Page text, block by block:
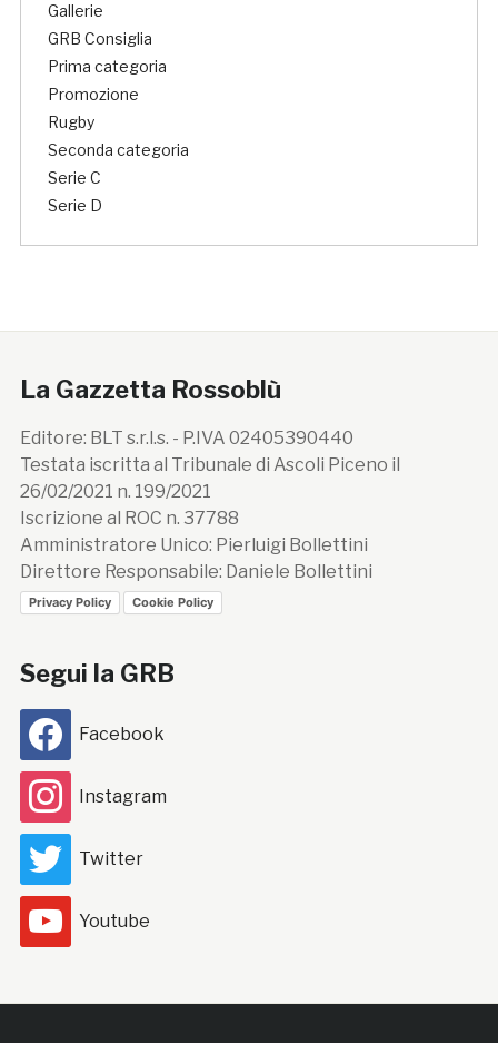
Gallerie
GRB Consiglia
Prima categoria
Promozione
Rugby
Seconda categoria
Serie C
Serie D
La Gazzetta Rossoblù
Editore: BLT s.r.l.s. - P.IVA 02405390440
Testata iscritta al Tribunale di Ascoli Piceno il
26/02/2021 n. 199/2021
Iscrizione al ROC n. 37788
Amministratore Unico: Pierluigi Bollettini
Direttore Responsabile: Daniele Bollettini
Privacy Policy Cookie Policy
Segui la GRB
Facebook
Instagram
Twitter
Youtube